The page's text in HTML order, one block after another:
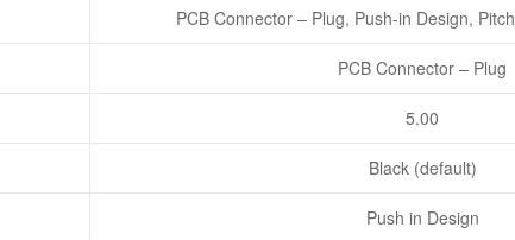
PCB Connector – Plug, Push-in Design,
PCB Connector – Plug
5.00
Black (default)
Push in Design